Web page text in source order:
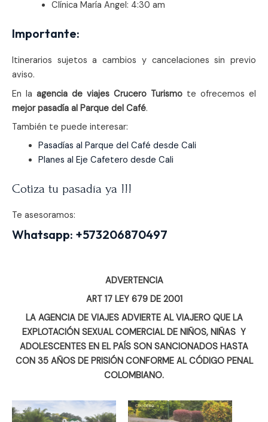
Clínica María Angel: 4:30 am
Importante:
Itinerarios sujetos a cambios y cancelaciones sin previo
aviso.
En la agencia de viajes Crucero Turismo te ofrecemos el
mejor pasadía al Parque del Café.
También te puede interesar:
Pasadías al Parque del Café desde Cali
Planes al Eje Cafetero desde Cali
Cotiza tu pasadía ya !!!
Te asesoramos:
Whatsapp: +573206870497
ADVERTENCIA
ART 17 LEY 679 DE 2001
LA AGENCIA DE VIAJES ADVIERTE AL VIAJERO QUE LA
EXPLOTACIÓN SEXUAL COMERCIAL DE NIÑOS, NIÑAS Y
ADOLESCENTES EN EL PAÍS SON SANCIONADOS HASTA
CON 35 AÑOS DE PRISIÓN CONFORME AL CÓDIGO PENAL
COLOMBIANO.